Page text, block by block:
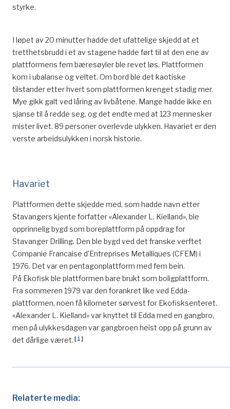
styrke.
I løpet av 20 minutter hadde det ufattelige skjedd at et
tretthetsbrudd i et av stagene hadde ført til at den ene av
plattformens fem bæresøyler ble revet løs. Plattformen
kom i ubalanse og veltet. Om bord ble det kaotiske
tilstander etter hvert som plattformen krenget stadig mer.
Mye gikk galt ved låring av livbåtene. Mange hadde ikke en
sjanse til å redde seg, og det endte med at 123 mennesker
mister livet. 89 personer overlevde ulykken. Havariet er den
verste arbeidsulykken i norsk historie.
Havariet
Plattformen dette skjedde med, som hadde navn etter
Stavangers kjente forfatter «Alexander L. Kielland», ble
opprinnelig bygd som boreplattform på oppdrag for
Stavanger Drilling. Den ble bygd ved det franske verftet
Companie Francaise d’Entreprises Metalliques (CFEM) i
1976. Det var en pentagonplattform med fem bein.
På Ekofisk ble plattformen bare brukt som boligplattform.
Fra sommeren 1979 var den forankret like ved Edda-
plattformen, noen få kilometer sørvest for Ekofisksenteret.
«Alexander L. Kielland» var knyttet til Edda med en gangbro,
men på ulykkesdagen var gangbroen heist opp på grunn av
det dårlige været. [1]
Relaterte media: